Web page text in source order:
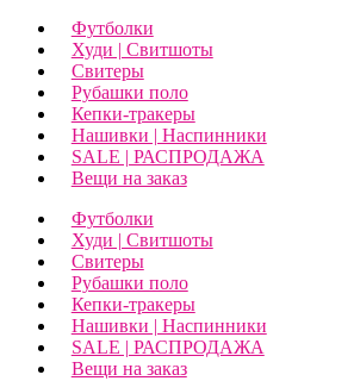
Футболки
Худи | Свитшоты
Свитеры
Рубашки поло
Кепки-тракеры
Нашивки | Наспинники
SALE | РАСПРОДАЖА
Вещи на заказ
Футболки
Худи | Свитшоты
Свитеры
Рубашки поло
Кепки-тракеры
Нашивки | Наспинники
SALE | РАСПРОДАЖА
Вещи на заказ